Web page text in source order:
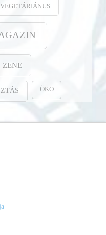
VEGETÁRIÁNUS
ZENE
ÖKO